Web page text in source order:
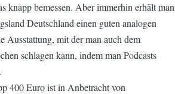
knapp bemessen. Aber immerhin erhält man
Deutschland einen guten analogen
Ausstattung, mit der man auch dem
schlagen kann, indem man Podcasts
400 Euro ist in Anbetracht von